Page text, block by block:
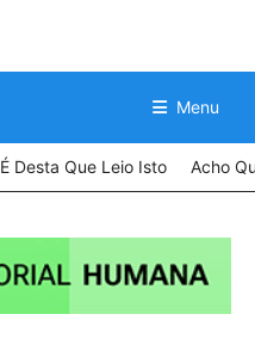
Menu
É Desta Que Leio Isto Acho